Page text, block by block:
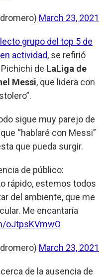
March 23, 2021
grupo del top 5 de
actividad, se refirió
de LaLiga de
Messi, que lidera con
sigue muy parejo de
“hablaré con Messi”
que pueda surgir.
de público:
rápido, estemos todos
del ambiente, que me
Me encantaría
oJtpsKVmwO
March 23, 2021
de la ausencia de